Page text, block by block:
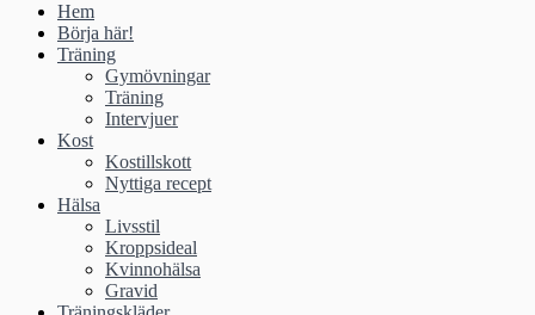
Hem
Börja här!
Träning
Gymövningar
Träning
Intervjuer
Kost
Kostillskott
Nyttiga recept
Hälsa
Livsstil
Kroppsideal
Kvinnohälsa
Gravid